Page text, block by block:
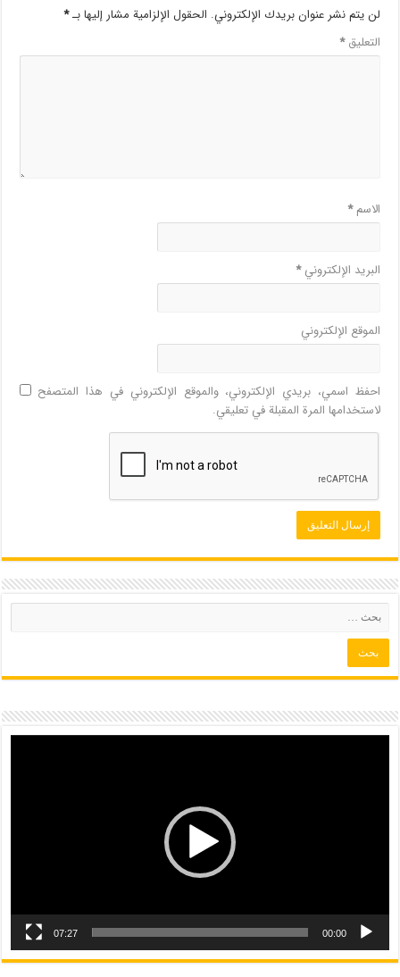
لن يتم نشر عنوان بريدك الإلكتروني. الحقول الإلزامية مشار إليها بـ*
التعليق*
الاسم*
البريد الإلكتروني*
الموقع الإلكتروني
احفظ اسمي، بريدي الإلكتروني، والموقع الإلكتروني في هذا المتصفح
لاستخدامها المرة المقبلة في تعليقي.
00:00
07:27